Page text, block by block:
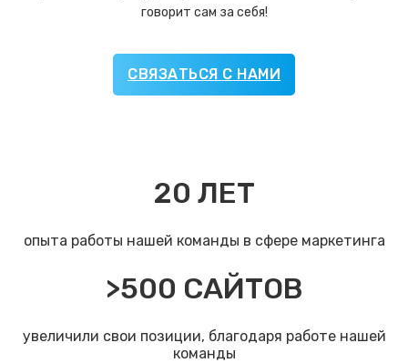
говорит сам за себя!
СВЯЗАТЬСЯ С НАМИ
20 ЛЕТ
опыта работы нашей команды в сфере маркетинга
>500 САЙТОВ
увеличили свои позиции, благодаря работе нашей
команды